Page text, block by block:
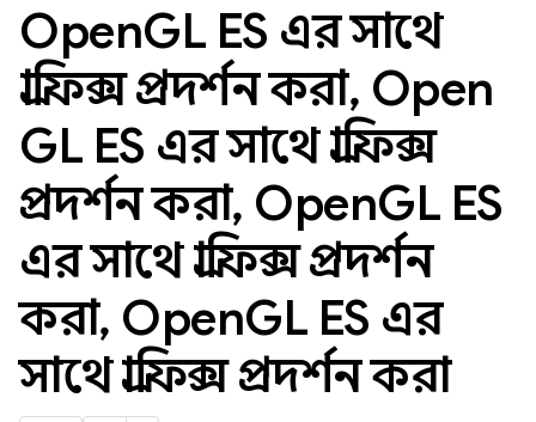
OpenGL ES এর সাথে
গ্রাফিক্স প্রদর্শন করা, Open
GL ES এর সাথে গ্রাফিক্স
প্রদর্শন করা, OpenGL ES
এর সাথে গ্রাফিক্স প্রদর্শন
করা, OpenGL ES এর
সাথে গ্রাফিক্স প্রদর্শন করা